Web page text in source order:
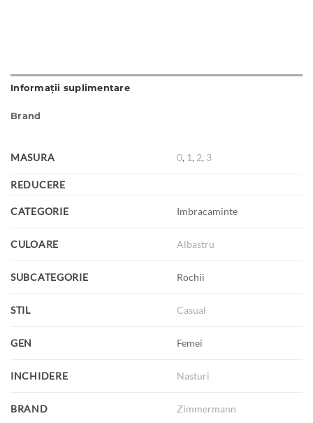
Informații suplimentare
Brand
MASURA 0, 1, 2, 3
REDUCERE
CATEGORIE Imbracaminte
CULOARE Albastru
SUBCATEGORIE Rochii
STIL Casual
GEN Femei
INCHIDERE Nasturi
BRAND Zimmermann